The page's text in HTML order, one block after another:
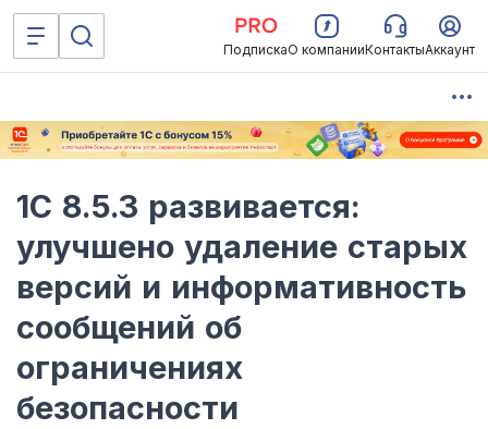
ПодпискаО компанииКонтактыАккаунт
1С 8.5.3 развивается:
улучшено удаление старых
версий и информативность
сообщений об
ограничениях
безопасности